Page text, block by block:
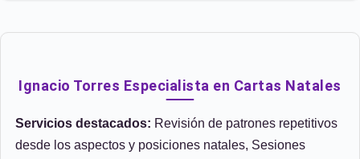
Ignacio Torres Especialista en Cartas Natales
Servicios destacados: Revisión de patrones repetitivos
desde los aspectos y posiciones natales, Sesiones